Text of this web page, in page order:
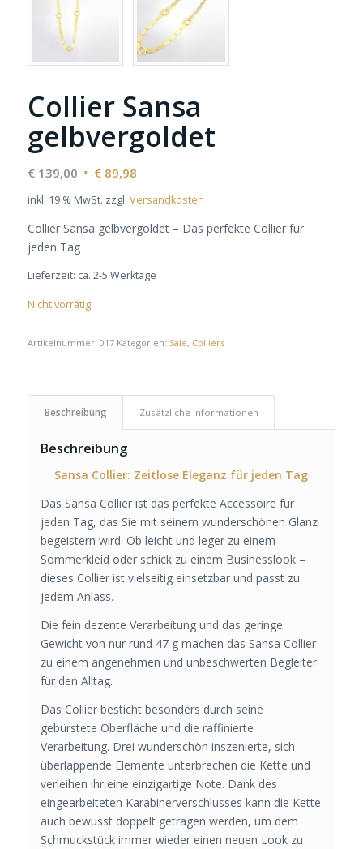
Collier Sansa
gelbvergoldet
€139,00 Ursprünglicher
€ 139,00
€89,98Aktueller
€ 89,98.
inkl. 19 % MwSt. zzgl. Versandkosten
Collier Sansa gelbvergoldet – Das perfekte Collier für
jeden Tag
Lieferzeit: ca. 2-5 Werktage
Nicht vorrätig
Artikelnummer: 017 Kategorien: Sale, Colliers
Beschreibung Zusätzliche Informationen
Beschreibung
Sansa Collier: Zeitlose Eleganz für jeden Tag
Das Sansa Collier ist das perfekte Accessoire für
jeden Tag, das Sie mit seinem wunderschönen Glanz
begeistern wird. Ob leicht und leger zu einem
Sommerkleid oder schick zu einem Businesslook –
dieses Collier ist vielseitig einsetzbar und passt zu
jedem Anlass.
Die fein dezente Verarbeitung und das geringe
Gewicht von nur rund 47 g machen das Sansa Collier
zu einem angenehmen und unbeschwerten Begleiter
für den Alltag.
Das Collier besticht besonders durch seine
gebürstete Oberfläche und die raffinierte
Verarbeitung. Drei wunderschön inszenierte, sich
überlappende Elemente unterbrechen die Kette und
verleihen ihr eine einzigartige Note. Dank des
eingearbeiteten Karabinerverschlusses kann die Kette
auch bewusst doppelt getragen werden, um dem
Schmuckstück immer wieder einen neuen Look zu